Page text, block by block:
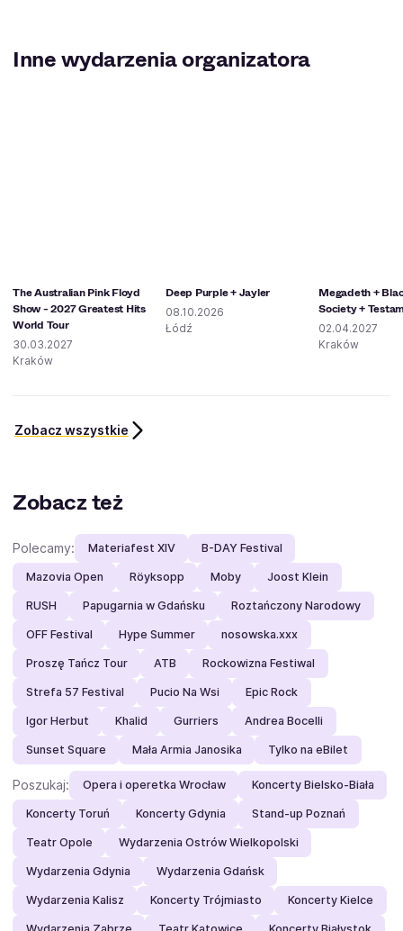
Inne wydarzenia organizatora
The Australian Pink Floyd
Show - 2027 Greatest Hits
World Tour
30.03.2027
Kraków
Deep Purple + Jayler
08.10.2026
Łódź
Megadeth +
Society +
02.04.2027
Kraków
Zobacz wszystkie
Zobacz też
Polecamy: Materiafest XIV B-DAY Festival
Mazovia Open Röyksopp Moby Joost Klein
RUSH Papugarnia w Gdańsku Roztańczony Narodowy
OFF Festival Hype Summer nosowska.xxx
Proszę Tańcz Tour ATB Rockowizna Festiwal
Strefa 57 Festival Pucio Na Wsi Epic Rock
Igor Herbut Khalid Gurriers Andrea Bocelli
Sunset Square Mała Armia Janosika Tylko na eBilet
Poszukaj: Opera i operetka Wrocław Koncerty Bielsko-Biała
Koncerty Toruń Koncerty Gdynia Stand-up Poznań
Teatr Opole Wydarzenia Ostrów Wielkopolski
Wydarzenia Gdynia Wydarzenia Gdańsk
Wydarzenia Kalisz Koncerty Trójmiasto Koncerty Kielce